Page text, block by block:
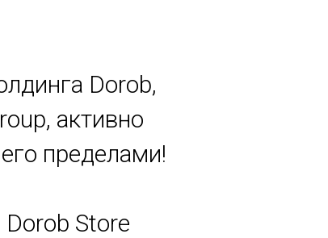
Dorob,
активно
пределами!
Store